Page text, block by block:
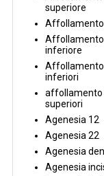
superiore
inferiore
Affollamento
inferiori
affollamento
superiori
Agenesia 12
Agenesia 22
Agenesia
Agenesia